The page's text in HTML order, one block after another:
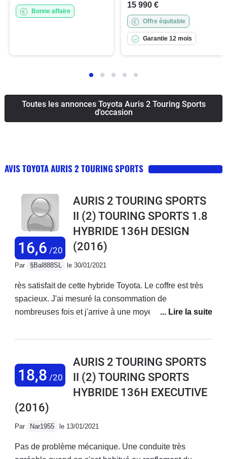
Bonne affaire
15 990 €
Offre équitable
Garantie 12 mois
Toutes les annonces Toyota Auris 2 Touring Sports
d'occasion
AVIS TOYOTA AURIS 2 TOURING SPORTS
16,6 /20
AURIS 2 TOURING SPORTS
II (2) TOURING SPORTS 1.8
HYBRIDE 136H DESIGN
(2016)
Par §Bal888SL le 30/01/2021
rès satisfait de cette hybride Toyota. Le coffre est très
spacieux. J'ai mesuré la consommation de
nombreuses fois et j'arrive à une moyenne de 5.3
voiture est souvent chargée avec 2 enfants et des
km, je n'ai eu AUCUN soucis. Je n'ai rien dépensé en
dehors des frais d'entretien Toyota classique +
plaquette et disques à 70 000km ce qui est normal.
Sinon la voiture a quelques petits défauts :Le moteur
voiture sonne et bip de facons agaçante sans que l'on
connaisse parfois la raison. Bip de recul très gênant.
Gps constructeur pas au niveau. Barres de toit Toyota
18,8 /20
AURIS 2 TOURING SPORTS
II (2) TOURING SPORTS
HYBRIDE 136H EXECUTIVE
(2016)
Par Nar1955 le 13/01/2021
Pas de problème mécanique. Une conduite très